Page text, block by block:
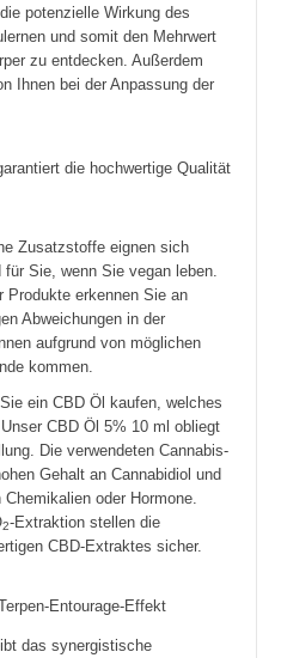
potenzielle Wirkung des
und somit den Mehrwert
zu entdecken. Außerdem
Ihnen bei der Anpassung der
die hochwertige Qualität
Zusatzstoffe eignen sich
Sie, wenn Sie vegan leben.
Produkte erkennen Sie an
Abweichungen in der
aufgrund von möglichen
kommen.
ein CBD Öl kaufen, welches
CBD Öl 5% 10 ml obliegt
Die verwendeten Cannabis-
Gehalt an Cannabidiol und
oder Hormone.
2-Extraktion stellen die
CBD-Extraktes sicher.
Entourage-Effekt
das synergistische